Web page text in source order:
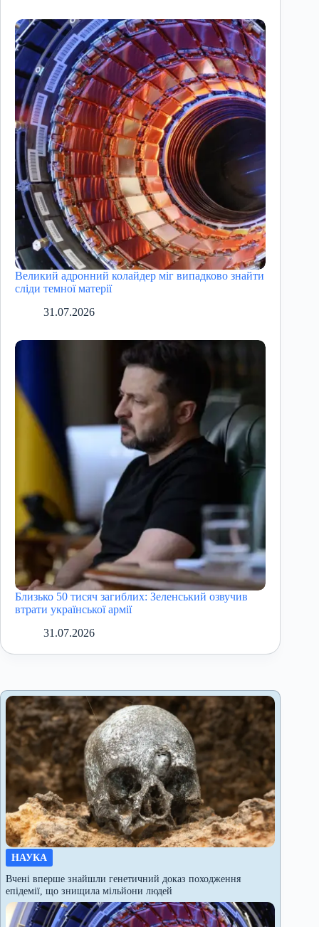
Великий адронний колайдер міг випадково знайти
сліди темної матерії
31.07.2026
Близько 50 тисяч загиблих: Зеленський озвучив
втрати української армії
31.07.2026
НАУКА
Вчені вперше знайшли генетичний доказ походження
епідемії, що знищила мільйони людей